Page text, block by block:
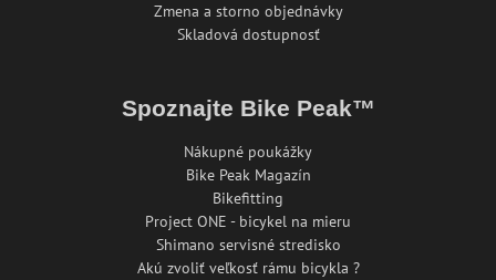
Zmena a storno objednávky
Skladová dostupnosť
Spoznajte Bike Peak™
Nákupné poukážky
Bike Peak Magazín
Bikefitting
Project ONE - bicykel na mieru
Shimano servisné stredisko
Akú zvoliť veľkosť rámu bicykla ?